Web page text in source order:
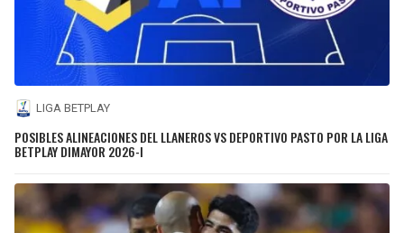
LIGA BETPLAY
POSIBLES ALINEACIONES DEL LLANEROS VS DEPORTIVO PASTO POR LA LIGA
BETPLAY DIMAYOR 2026-I